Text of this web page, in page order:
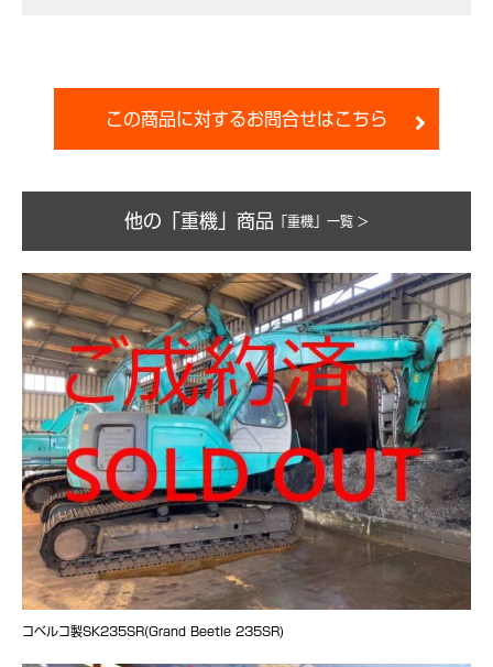
この商品に対するお問合せはこちら
他の「重機」商品 「重機」一覧 >
コベルコ製SK235SR(Grand Beetle 235SR)